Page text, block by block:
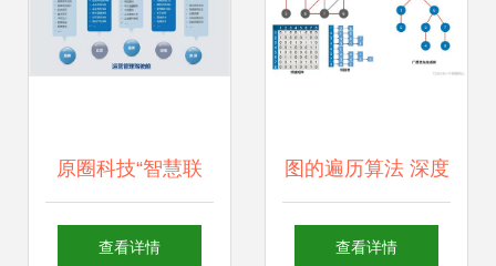
原圈科技“智慧联
域”赋能产业园区
查看详情
图的遍历算法 深度
优先搜索与广度优
查看详情